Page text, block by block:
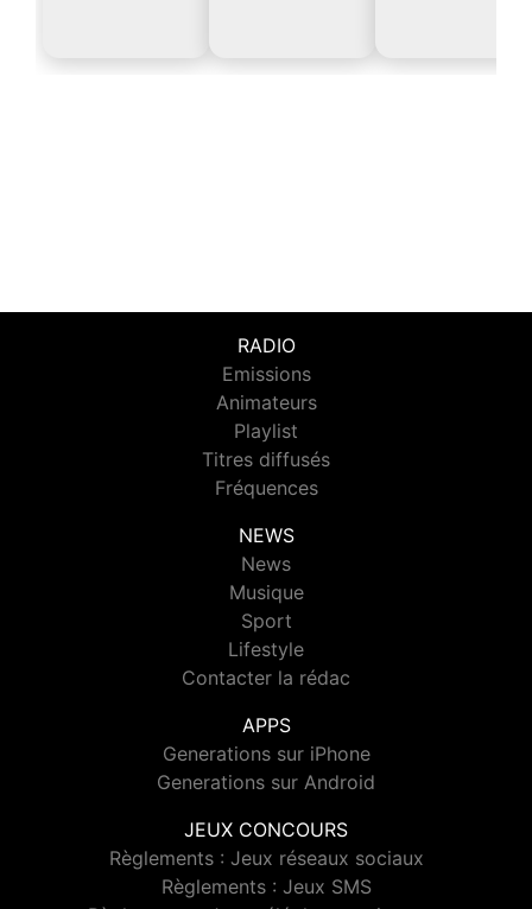
RADIO
Emissions
Animateurs
Playlist
Titres diffusés
Fréquences
NEWS
News
Musique
Sport
Lifestyle
Contacter la rédac
APPS
Generations sur iPhone
Generations sur Android
JEUX CONCOURS
Règlements : Jeux réseaux sociaux
Règlements : Jeux SMS